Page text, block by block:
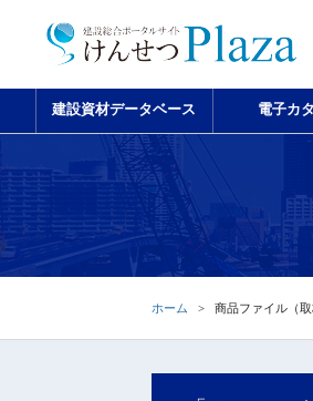
建設資材データベース 電子カ
ホーム 商品ファイル（